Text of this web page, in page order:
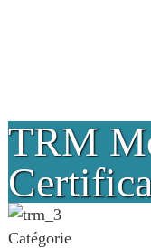
TRM
Catégorie